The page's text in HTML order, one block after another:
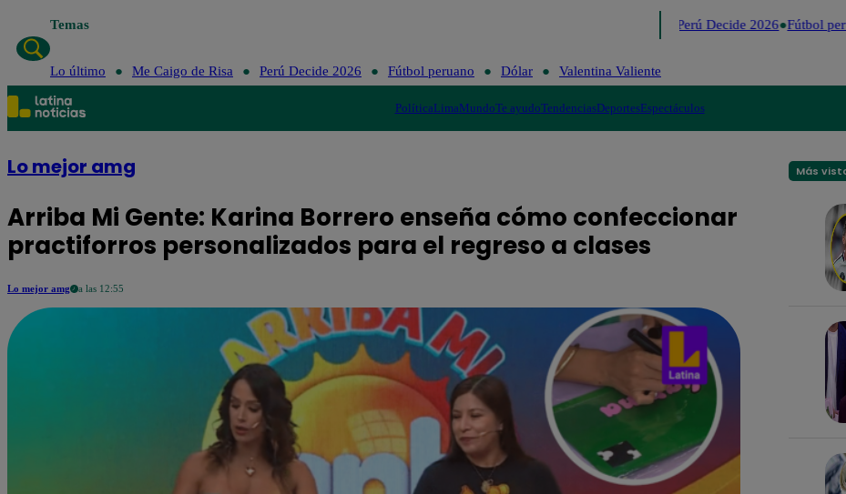
Temas Perú Decide 2026 Fútbol
Lo último Me Caigo de Risa Perú Decide 2026 Fútbol peruano Dólar Valentina Valiente
PolíticaLimaMundoTe ayudoTendenciasDeportesEspectáculos
Lo mejor amg
Arriba Mi Gente: Karina Borrero enseña cómo confeccionar
practiforros personalizados para el regreso a clases
Lo mejor amg a las 12:55
Más